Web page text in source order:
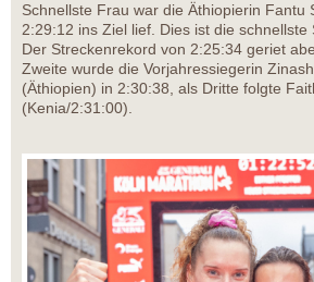
Schnellste Frau war die Äthiopierin Fantu
2:29:12 ins Ziel lief. Dies ist die schnellste
Der Streckenrekord von 2:25:34 geriet
Zweite wurde die Vorjahressiegerin
(Äthiopien) in 2:30:38, als Dritte folgte
(Kenia/2:31:00).